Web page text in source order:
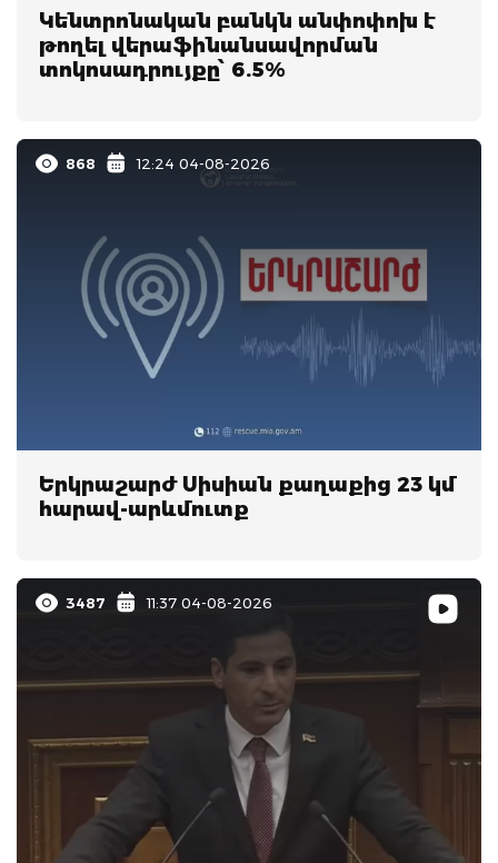
Կենտրոնական բանկն անփոփոխ է
թողել վերաֆինանսավորման
տոկոսադրույքը՝ 6.5%
868 12:24 04-08-2026
Երկրաշարժ Սիսիան քաղաքից 23 կմ
հարավ-արևմուտք
3487 11:37 04-08-2026